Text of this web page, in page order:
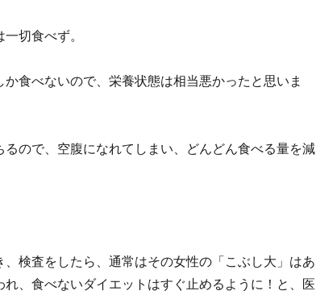
切食べず。
食べないので、栄養状態は相当悪かったと思いま
ので、空腹になれてしまい、どんどん食べる量を減
検査をしたら、通常はその女性の「こぶし大」はあ
、食べないダイエットはすぐ止めるように！と、医